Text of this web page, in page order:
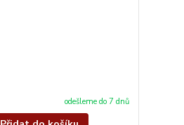
odešleme do 7 dnů